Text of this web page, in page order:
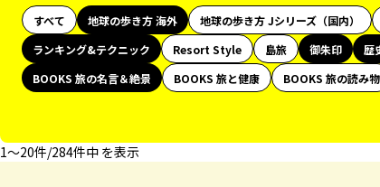
すべて 地球の歩き方 海外 地球の歩き方 Jシリーズ（国内）
ランキング&テクニック
Resort Style 島旅 御朱印 歴
BOOKS 旅の名言＆絶景
BOOKS 旅と健康 BOOKS 旅の読み物
1〜20件/284件中 を表示